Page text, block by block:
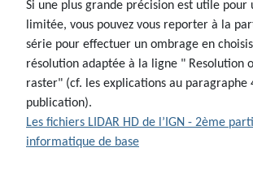
Si une plus grande précision est utile pour
limitée, vous pouvez vous reporter à la
série pour effectuer un ombrage en
résolution adaptée à la ligne " Resolution
raster" (cf. les explications au paragraphe
publication).
Les fichiers LIDAR HD de l’IGN - 2ème
informatique de base